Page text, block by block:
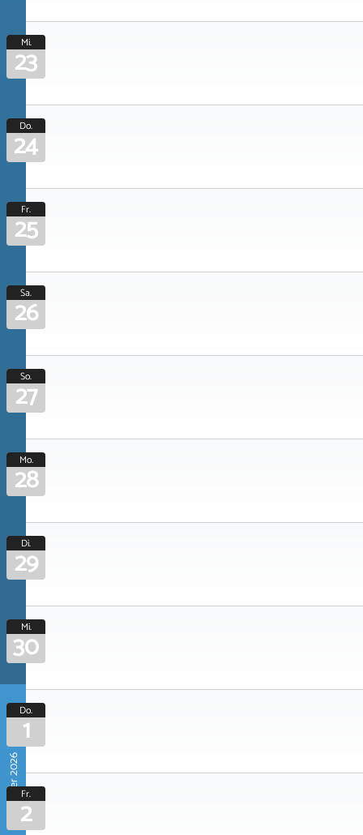
Mi.
23
Do.
24
Fr.
25
Sa.
26
So.
27
Mo.
28
Di.
29
Mi.
30
Oktober 2026
Do.
1
Fr.
2